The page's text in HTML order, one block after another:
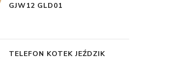
GJW12 GLD01
TELEFON KOTEK JEŹDZIK